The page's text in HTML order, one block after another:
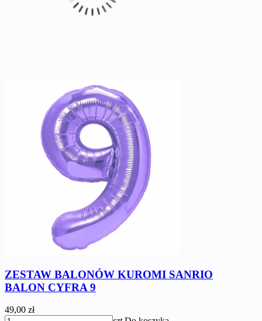
ZESTAW BALONÓW KUROMI SANRIO
BALON CYFRA 9
49,00 zł